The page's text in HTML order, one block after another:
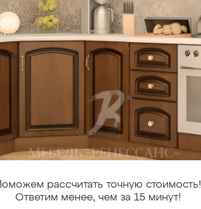
рассчитать точную стоимость!
Ответим менее, чем за 15 минут!